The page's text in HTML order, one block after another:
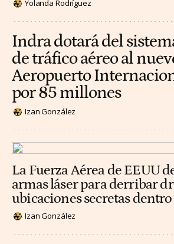
Yolanda Rodríguez
Indra dotará del
de tráfico aéreo al
Aeropuerto
por 85 millones
Izan González
La Fuerza Aérea de EEUU
armas láser para derribar
ubicaciones secretas
Izan González